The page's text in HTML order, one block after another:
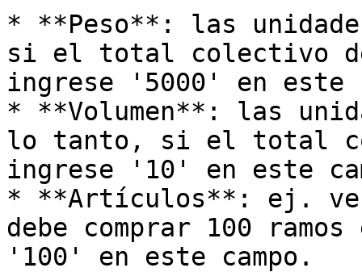
* **Peso**: las
si el total colectivo
ingrese '5000' en este
* **Volumen**: las
lo tanto, si el total
ingrese '10' en este
* **Artículos**: ej.
debe comprar 100
'100' en este campo.